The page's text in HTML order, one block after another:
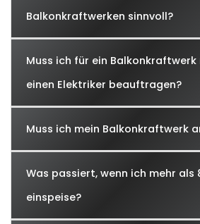
Balkonkraftwerken sinnvoll?
Muss ich für ein
einen Elektriker beauftragen?
Muss ich mein Balkonkraftwerk
Was passiert, wenn ich mehr als
einspeise?